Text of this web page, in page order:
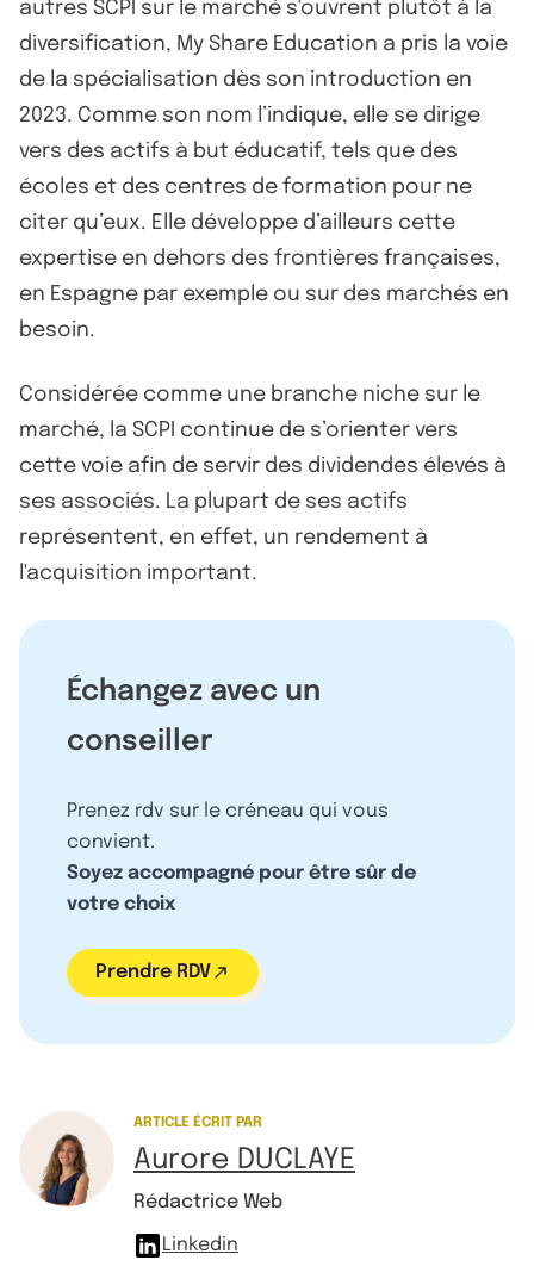
autres SCPI sur le marché s'ouvrent plutôt à la
diversification, My Share Education a pris la voie
de la spécialisation dès son introduction en
2023. Comme son nom l’indique, elle se dirige
vers des actifs à but éducatif, tels que des
écoles et des centres de formation pour ne
citer qu’eux. Elle développe d’ailleurs cette
expertise en dehors des frontières françaises,
en Espagne par exemple ou sur des marchés en
besoin.
Considérée comme une branche niche sur le
marché, la SCPI continue de s’orienter vers
cette voie afin de servir des dividendes élevés à
ses associés. La plupart de ses actifs
représentent, en effet, un rendement à
l'acquisition important.
Échangez avec un
conseiller
Prenez rdv sur le créneau qui vous
convient.
Soyez accompagné pour être sûr de
votre choix
Prendre RDV
ARTICLE ÉCRIT PAR
Aurore DUCLAYE
Rédactrice Web
Linkedin